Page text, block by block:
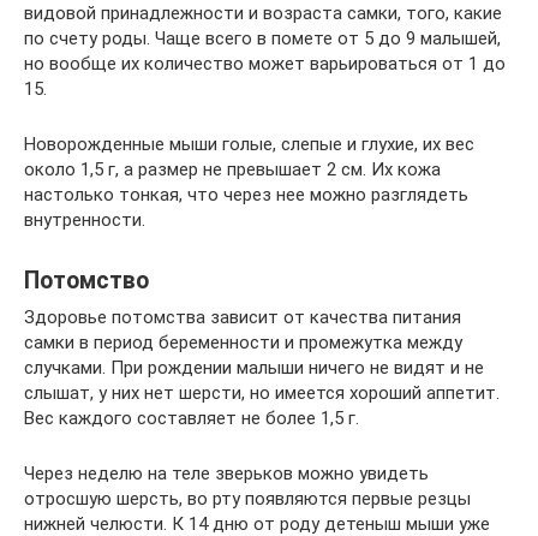
видовой принадлежности и возраста самки, того, какие
по счету роды. Чаще всего в помете от 5 до 9 малышей,
но вообще их количество может варьироваться от 1 до
15.
Новорожденные мыши голые, слепые и глухие, их вес
около 1,5 г, а размер не превышает 2 см. Их кожа
настолько тонкая, что через нее можно разглядеть
внутренности.
Потомство
Здоровье потомства зависит от качества питания
самки в период беременности и промежутка между
случками. При рождении малыши ничего не видят и не
слышат, у них нет шерсти, но имеется хороший аппетит.
Вес каждого составляет не более 1,5 г.
Через неделю на теле зверьков можно увидеть
отросшую шерсть, во рту появляются первые резцы
нижней челюсти. К 14 дню от роду детеныш мыши уже